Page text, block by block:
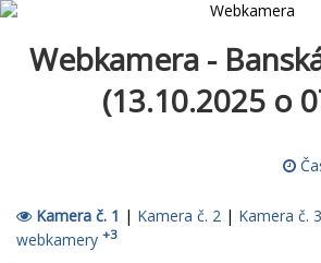
Webkamera -
(13.10.2025 o
Kamera č. 1 | Kamera č. 2 | Kamera č. 3
webkamery +3